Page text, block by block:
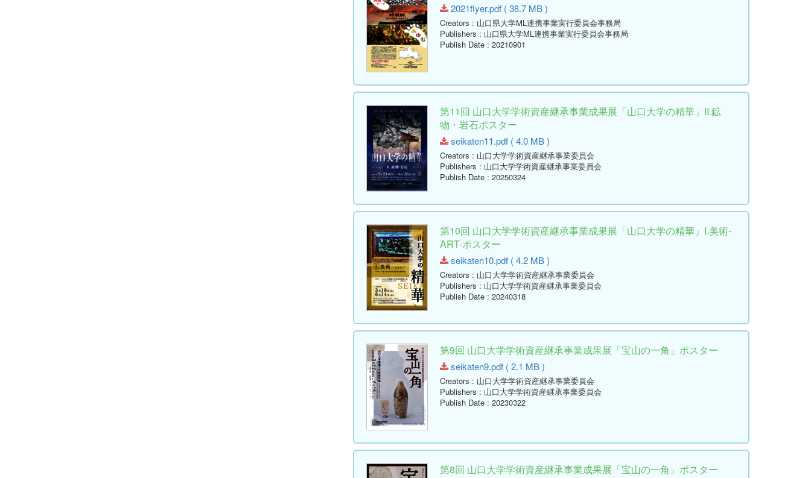
2021flyer.pdf ( 38.7 MB )
Creators : 山口県大学ML連携事業実行委員会事務局
Publishers : 山口県大学ML連携事業実行委員会事務局
Publish Date : 20210901
第11回 山口大学学術資産継承事業成果展「山口大学の精華」II.鉱
物・岩石ポスター
seikaten11.pdf ( 4.0 MB )
Creators : 山口大学学術資産継承事業委員会
Publishers : 山口大学学術資産継承事業委員会
Publish Date : 20250324
第10回 山口大学学術資産継承事業成果展「山口大学の精華」I.美術-
ART-ポスター
seikaten10.pdf ( 4.2 MB )
Creators : 山口大学学術資産継承事業委員会
Publishers : 山口大学学術資産継承事業委員会
Publish Date : 20240318
第9回 山口大学学術資産継承事業成果展「宝山の一角」ポスター
seikaten9.pdf ( 2.1 MB )
Creators : 山口大学学術資産継承事業委員会
Publishers : 山口大学学術資産継承事業委員会
Publish Date : 20230322
第8回 山口大学学術資産継承事業成果展「宝山の一角」ポスター